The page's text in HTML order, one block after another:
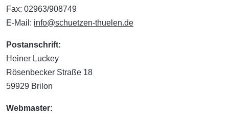
Fax: 02963/908749
E-Mail: info@schuetzen-thuelen.de
Postanschrift:
Heiner Luckey
Rösenbecker Straße 18
59929 Brilon
Webmaster: